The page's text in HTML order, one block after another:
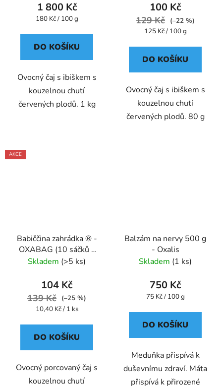
1 800 Kč
Měrná
180 Kč / 100 g
DO KOŠÍKU
Ovocný čaj s ibiškem s
kouzelnou chutí
červených plodů. 1 kg
100 Kč
129 Kč
(–22 %)
Měrná
125 Kč / 100 g
DO KOŠÍKU
Ovocný čaj s ibiškem s
kouzelnou chutí
červených plodů. 80 g
AKCE
Babiččina zahrádka ® -
OXABAG (10 sáčků x
5g) - Oxalis
Skladem (>5 ks)
104 Kč
139 Kč
(–25 %)
Měrná
10,40 Kč / 1 ks
DO KOŠÍKU
Ovocný porcovaný čaj s
kouzelnou chutí
Balzám na nervy 500 g
- Oxalis
Skladem (1 ks)
750 Kč
Měrná
75 Kč / 100 g
DO KOŠÍKU
Meduňka přispívá k
duševnímu zdraví. Máta
přispívá k přirozené